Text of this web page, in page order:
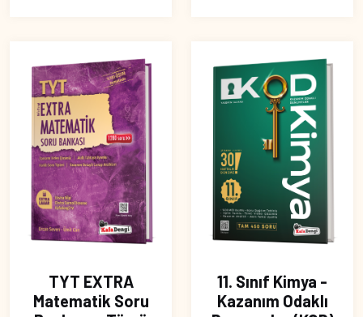
TYT EXTRA
Matematik Soru
11. Sınıf Kimya -
Kazanım Odaklı